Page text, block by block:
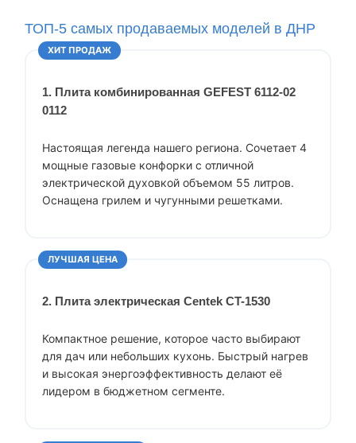
ТОП-5 самых продаваемых моделей в ДНР
ХИТ ПРОДАЖ
1. Плита комбинированная GEFEST 6112-02
0112
Настоящая легенда нашего региона. Сочетает 4
мощные газовые конфорки с отличной
электрической духовкой объемом 55 литров.
Оснащена грилем и чугунными решетками.
ЛУЧШАЯ ЦЕНА
2. Плита электрическая Centek CT-1530
Компактное решение, которое часто выбирают
для дач или небольших кухонь. Быстрый нагрев
и высокая энергоэффективность делают её
лидером в бюджетном сегменте.